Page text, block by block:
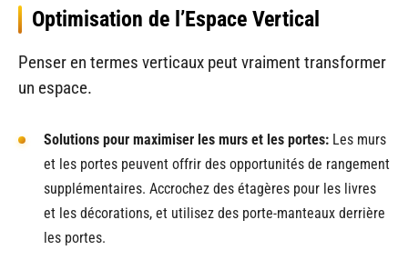
Optimisation de l’Espace Vertical
Penser en termes verticaux peut vraiment transformer
un espace.
Solutions pour maximiser les murs et les portes: Les murs
et les portes peuvent offrir des opportunités de rangement
supplémentaires. Accrochez des étagères pour les livres
et les décorations, et utilisez des porte-manteaux derrière
les portes.